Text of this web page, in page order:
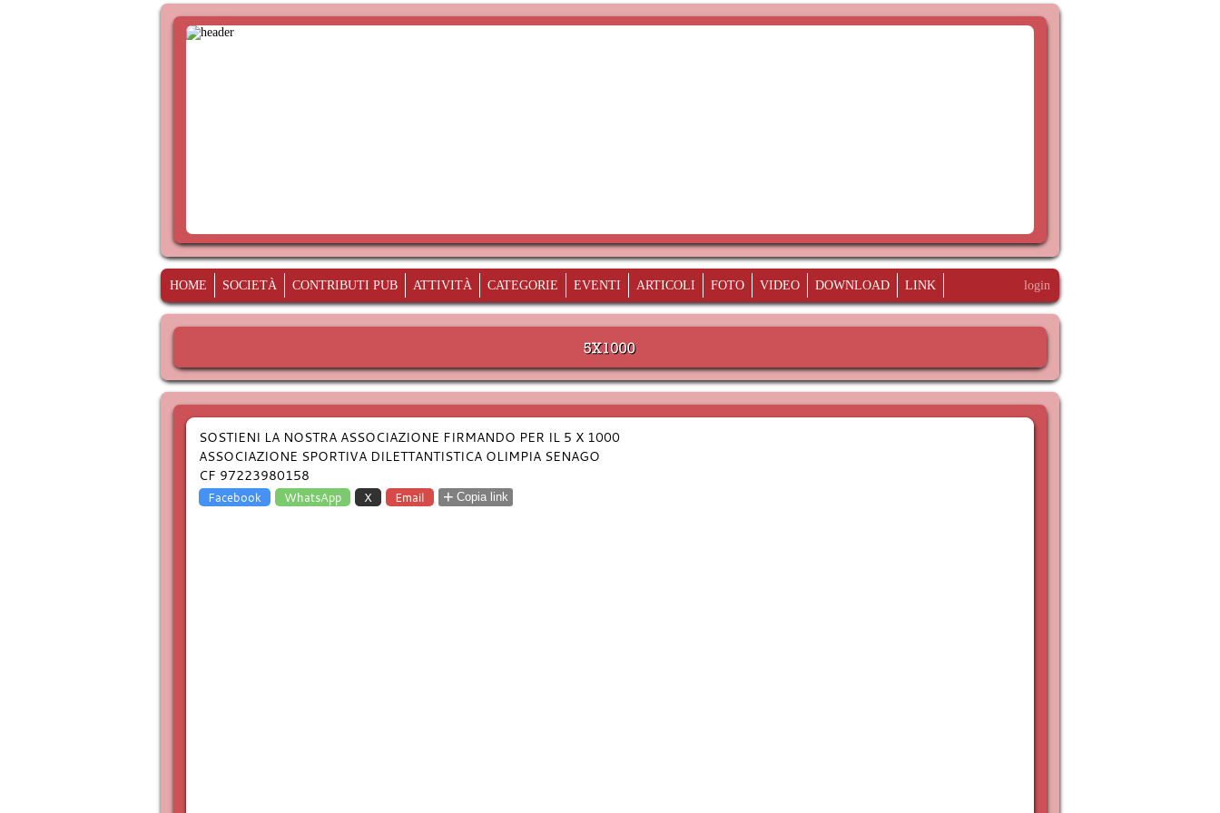
HOME SOCIETÀ CONTRIBUTI PUB ATTIVITÀ CATEGORIE EVENTI ARTICOLI FOTO VIDEO DOWNLOAD LINK login
SOSTIENI LA NOSTRA ASSOCIAZIONE FIRMANDO PER IL 5 X 1000
ASSOCIAZIONE SPORTIVA DILETTANTISTICA OLIMPIA SENAGO
CF 97223980158
Facebook WhatsApp X Email + Copia link